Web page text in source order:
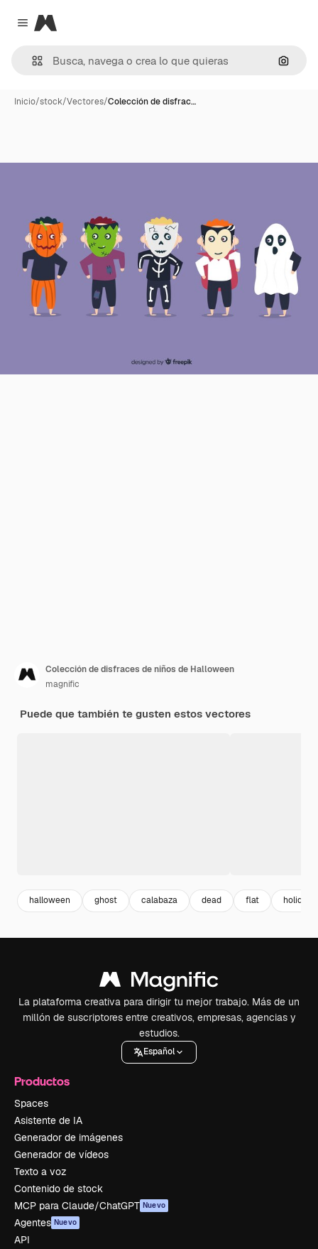
Close menu
Magnific
Inicio/stock/Vectores/Colección de disfrac…
Colección de disfraces de niños de Halloween
magnific
Puede que también te gusten estos vectores
halloween ghost calabaza dead flat holiday
La plataforma creativa para dirigir tu mejor trabajo. Más de un
millón de suscriptores entre creativos, empresas, agencias y
estudios.
Español
Productos
Spaces
Asistente de IA
Generador de imágenes
Generador de vídeos
Texto a voz
Contenido de stock
MCP para Claude/ChatGPT Nuevo
Agentes Nuevo
API